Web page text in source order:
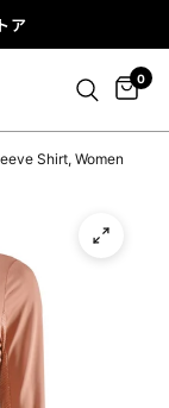
ア
0
Shirt, Women